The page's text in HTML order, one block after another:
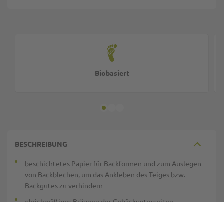
Biobasiert
BESCHREIBUNG
beschichtetes Papier für Backformen und zum Auslegen
von Backblechen, um das Ankleben des Teiges bzw.
Backgutes zu verhindern